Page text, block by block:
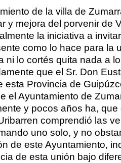
de la villa de
y mejora del porvenir de
la iniciativa a
como lo hace para la
ni lo cortés quita nada a
que el Sr. Don
esta Provincia de
el Ayuntamiento de
y pocos años ha,
comprendió las
uno solo, y no
de este Ayuntamiento,
de esta unión bajo